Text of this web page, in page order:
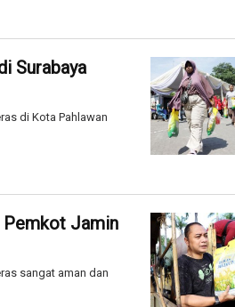
Surabaya
di Kota Pahlawan
Pemkot Jamin
sangat aman dan